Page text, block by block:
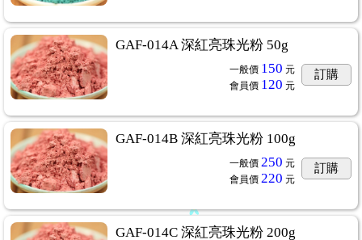
GAF-014A 深紅亮珠光粉 50g
一般價 150 元
會員價 120 元
訂購
GAF-014B 深紅亮珠光粉 100g
一般價 250 元
會員價 220 元
訂購
GAF-014C 深紅亮珠光粉 200g